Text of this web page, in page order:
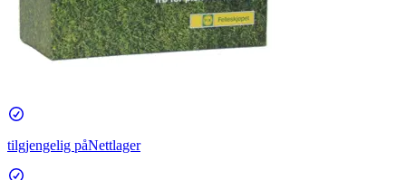
tilgjengelig påNettlager